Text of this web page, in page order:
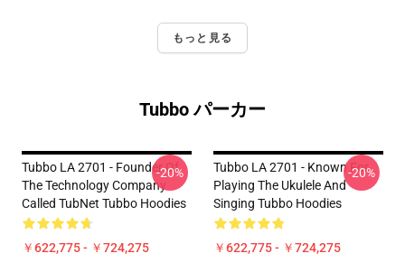
もっと見る
Tubbo パーカー
Tubbo LA 2701 - Founder Of
The Technology Company
Called TubNet Tubbo Hoodies
￥622,775 - ￥724,275
-20%
Tubbo LA 2701 - Known For
Playing The Ukulele And
Singing Tubbo Hoodies
￥622,775 - ￥724,275
-20%